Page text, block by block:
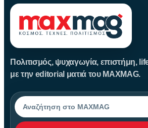
Πολιτισμός, ψυχαγωγία, επιστήμη,
με την editorial ματιά του MAXMAG.
Αναζήτηση